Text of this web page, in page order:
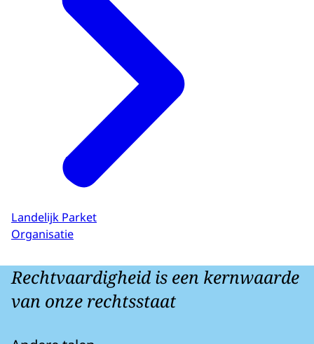
Landelijk Parket
Organisatie
Rechtvaardigheid is een kernwaarde
van onze rechtsstaat